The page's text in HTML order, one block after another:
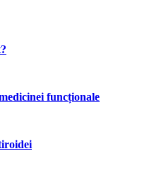
funcționale